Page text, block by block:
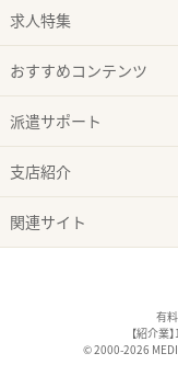
求人特集
おすすめコンテンツ
派遣サポート
支店紹介
関連サイト
有
【紹介業
© 2000-2026